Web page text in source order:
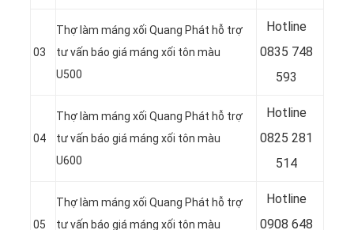
03
Thợ làm máng xối Quang Phát hỗ trợ
tư vấn báo giá máng xối tôn màu
U500
Hotline
0835 748
593
04
Thợ làm máng xối Quang Phát hỗ trợ
tư vấn báo giá máng xối tôn màu
U600
Hotline
0825 281
514
05
Thợ làm máng xối Quang Phát hỗ trợ
tư vấn báo giá máng xối tôn màu
Hotline
0908 648